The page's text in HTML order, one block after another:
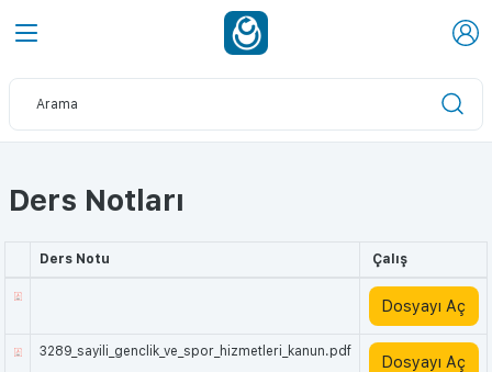
Ders Notları
Ders Notu Çalış
Dosyayı Aç
3289_sayili_genclik_ve_spor_hizmetleri_kanun.pdf
Dosyayı Aç